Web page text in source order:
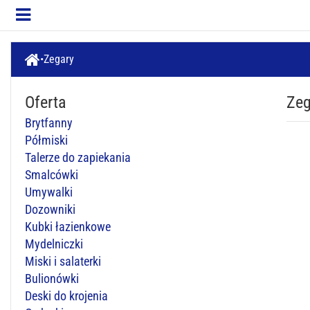
Zegary
Oferta
Brytfanny
Półmiski
Talerze do zapiekania
Smalcówki
Umywalki
Dozowniki
Kubki łazienkowe
Mydelniczki
Miski i salaterki
Bulionówki
Deski do krojenia